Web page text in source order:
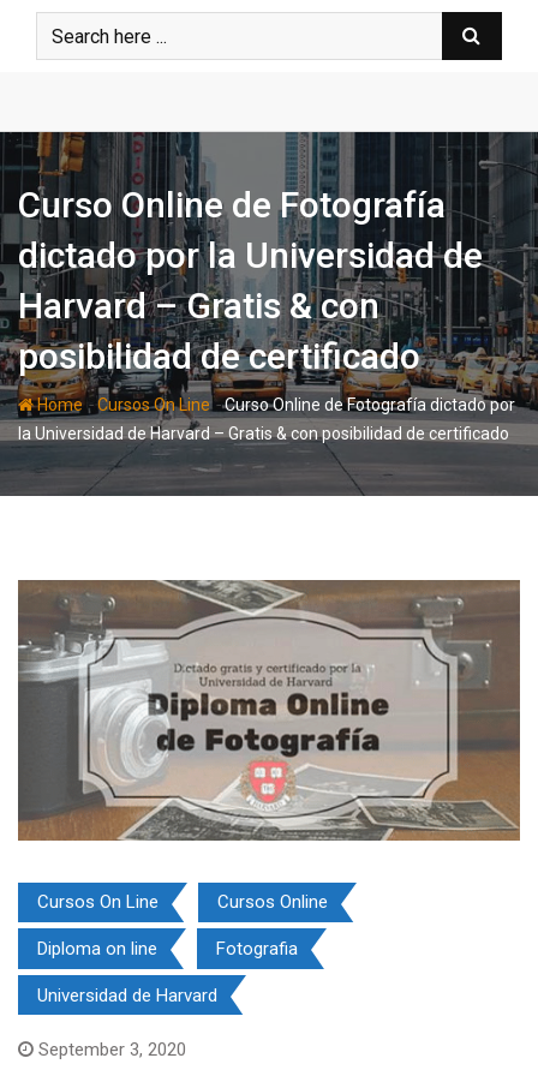
Curso Online de Fotografía
dictado por la Universidad de
Harvard – Gratis & con
posibilidad de certificado
Home-Cursos On Line-Curso Online de Fotografía dictado por
la Universidad de Harvard – Gratis & con posibilidad de certificado
Cursos On Line Cursos Online
Diploma on line Fotografia
Universidad de Harvard
September 3, 2020